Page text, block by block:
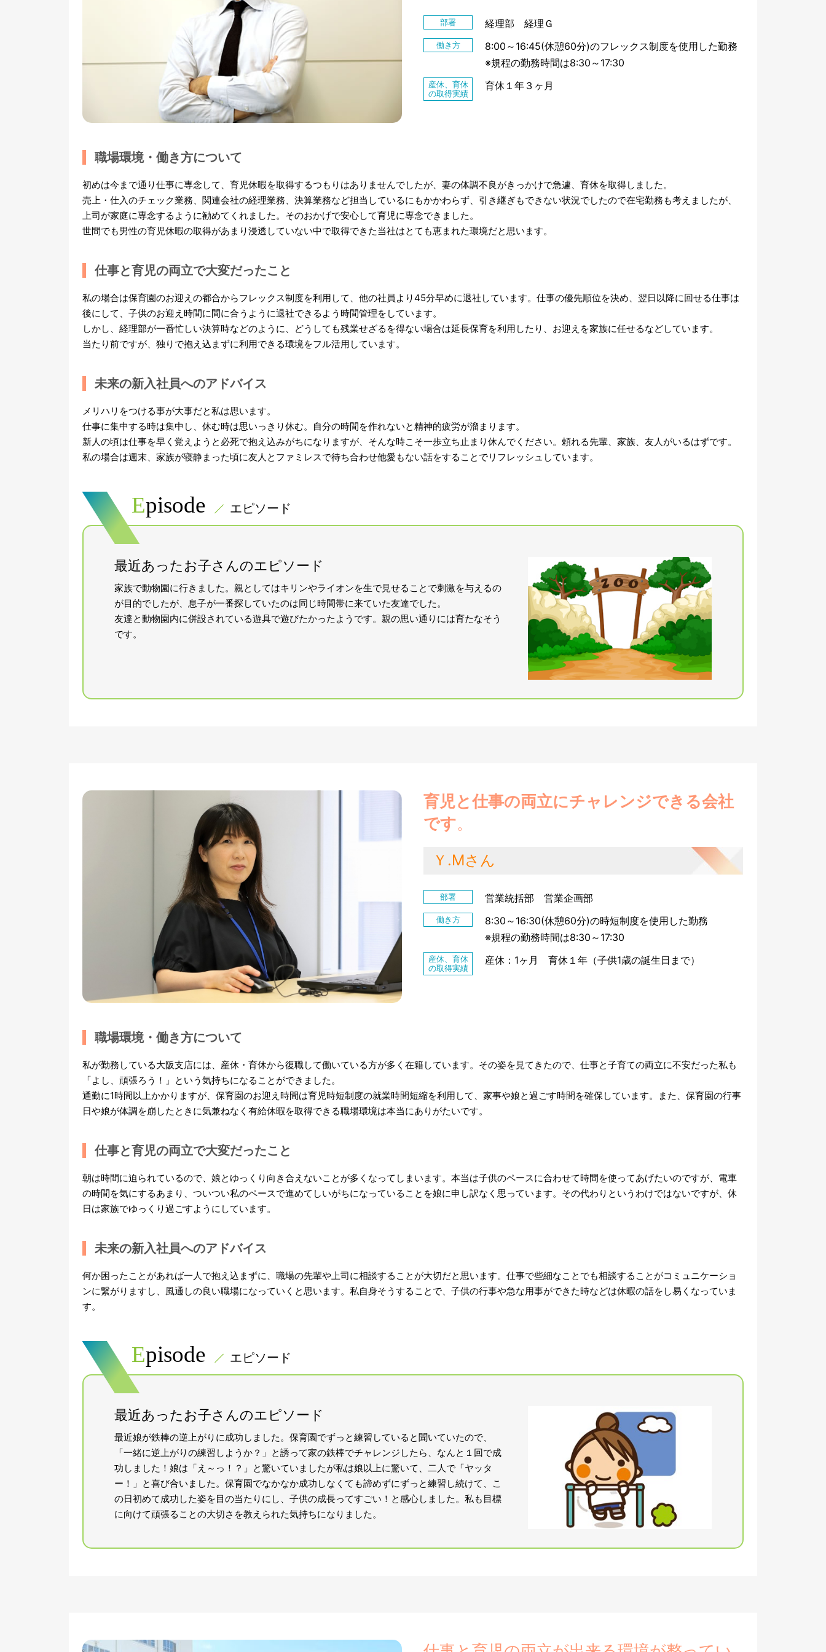
部署 経理部 経理Ｇ
働き方
8:00～16:45(休憩60分)のフレックス制度を使用した勤務
※規程の勤務時間は8:30～17:30
産休、育休
の取得実績
育休１年３ヶ月
職場環境・働き方について
初めは今まで通り仕事に専念して、育児休暇を取得するつもりはありませんでしたが、妻の体調不良がきっかけで急遽、育休を取得しました。
売上・仕入のチェック業務、関連会社の経理業務、決算業務など担当しているにもかかわらず、引き継ぎもできない状況でしたので在宅勤務も考えましたが、
上司が家庭に専念するように勧めてくれました。そのおかげで安心して育児に専念できました。
世間でも男性の育児休暇の取得があまり浸透していない中で取得できた当社はとても恵まれた環境だと思います。
仕事と育児の両立で大変だったこと
私の場合は保育園のお迎えの都合からフレックス制度を利用して、他の社員より45分早めに退社しています。仕事の優先順位を決め、翌日以降に回せる仕事は
後にして、子供のお迎え時間に間に合うように退社できるよう時間管理をしています。
しかし、経理部が一番忙しい決算時などのように、どうしても残業せざるを得ない場合は延長保育を利用したり、お迎えを家族に任せるなどしています。
当たり前ですが、独りで抱え込まずに利用できる環境をフル活用しています。
未来の新入社員へのアドバイス
メリハリをつける事が大事だと私は思います。
仕事に集中する時は集中し、休む時は思いっきり休む。自分の時間を作れないと精神的疲労が溜まります。
新人の頃は仕事を早く覚えようと必死で抱え込みがちになりますが、そんな時こそ一歩立ち止まり休んでください。頼れる先輩、家族、友人がいるはずです。
私の場合は週末、家族が寝静まった頃に友人とファミレスで待ち合わせ他愛もない話をすることでリフレッシュしています。
Episode エピソード
最近あったお子さんのエピソード
家族で動物園に行きました。親としてはキリンやライオンを生で見せることで刺激を与えるの
が目的でしたが、息子が一番探していたのは同じ時間帯に来ていた友達でした。
友達と動物園内に併設されている遊具で遊びたかったようです。親の思い通りには育たなそう
です。
育児と仕事の両立にチャレンジできる会社
です。
Ｙ.Mさん
部署 営業統括部 営業企画部
働き方
8:30～16:30(休憩60分)の時短制度を使用した勤務
※規程の勤務時間は8:30～17:30
産休、育休
の取得実績
産休：1ヶ月 育休１年（子供1歳の誕生日まで）
職場環境・働き方について
私が勤務している大阪支店には、産休・育休から復職して働いている方が多く在籍しています。その姿を見てきたので、仕事と子育ての両立に不安だった私も
「よし、頑張ろう！」という気持ちになることができました。
通勤に1時間以上かかりますが、保育園のお迎え時間は育児時短制度の就業時間短縮を利用して、家事や娘と過ごす時間を確保しています。また、保育園の行事
日や娘が体調を崩したときに気兼ねなく有給休暇を取得できる職場環境は本当にありがたいです。
仕事と育児の両立で大変だったこと
朝は時間に迫られているので、娘とゆっくり向き合えないことが多くなってしまいます。本当は子供のペースに合わせて時間を使ってあげたいのですが、電車
の時間を気にするあまり、ついつい私のペースで進めてしいがちになっていることを娘に申し訳なく思っています。その代わりというわけではないですが、休
日は家族でゆっくり過ごすようにしています。
未来の新入社員へのアドバイス
何か困ったことがあれば一人で抱え込まずに、職場の先輩や上司に相談することが大切だと思います。仕事で些細なことでも相談することがコミュニケーショ
ンに繋がりますし、風通しの良い職場になっていくと思います。私自身そうすることで、子供の行事や急な用事ができた時などは休暇の話をし易くなっていま
す。
Episode エピソード
最近あったお子さんのエピソード
最近娘が鉄棒の逆上がりに成功しました。保育園でずっと練習していると聞いていたので、
「一緒に逆上がりの練習しようか？」と誘って家の鉄棒でチャレンジしたら、なんと１回で成
功しました！娘は「え～っ！？」と驚いていましたが私は娘以上に驚いて、二人で「ヤッタ
ー！」と喜び合いました。保育園でなかなか成功しなくても諦めずにずっと練習し続けて、こ
の日初めて成功した姿を目の当たりにし、子供の成長ってすごい！と感心しました。私も目標
に向けて頑張ることの大切さを教えられた気持ちになりました。